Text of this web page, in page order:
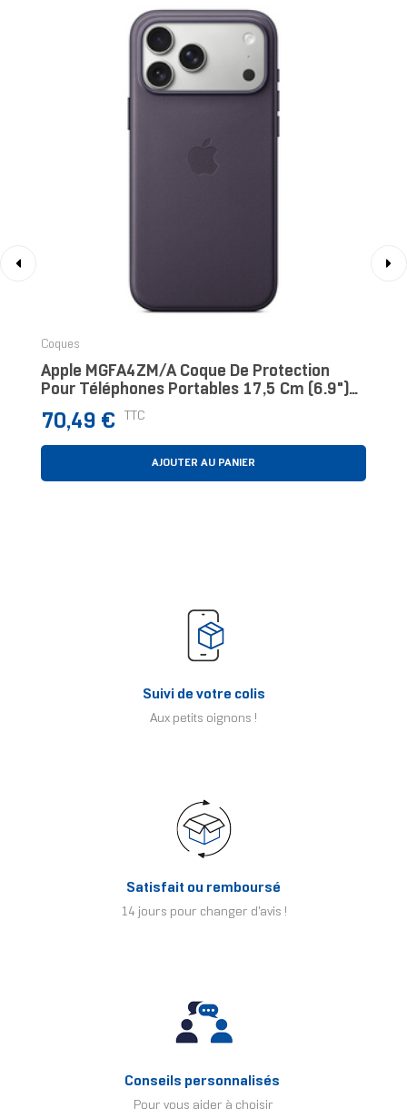
Coques
Apple MGFA4ZM/A Coque De Protection
Pour Téléphones Portables 17,5 Cm (6.9")
Housse Violet
Prix
70,49 € TTC
AJOUTER AU PANIER
Suivi de votre colis
Aux petits oignons !
Satisfait ou remboursé
14 jours pour changer d'avis !
Conseils personnalisés
Pour vous aider à choisir